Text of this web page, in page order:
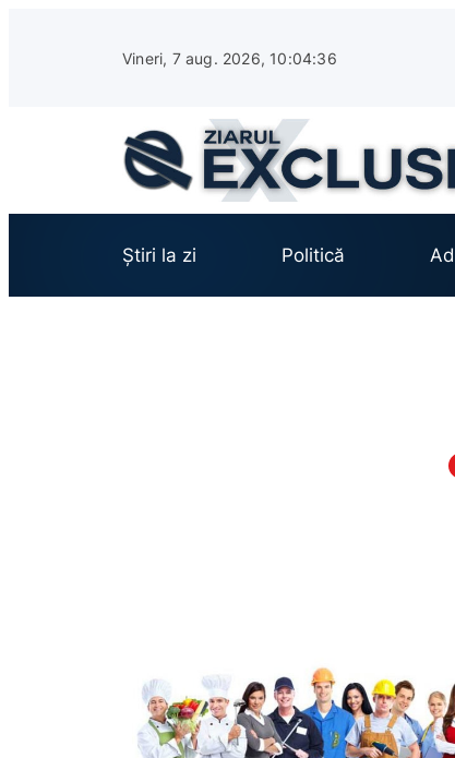
Vineri, 7 aug. 2026, 10:04:37
Știri la zi Politică